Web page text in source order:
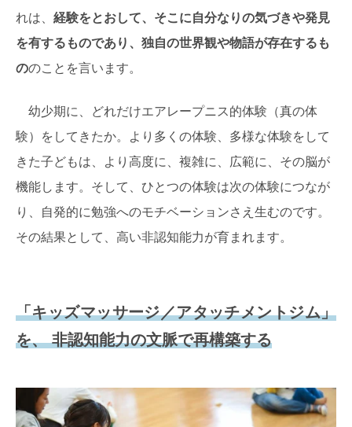
れは、経験をとおして、そこに自分なりの気づきや発見
を有するものであり、独自の世界観や物語が存在するも
ののことを言います。
幼少期に、どれだけエアレープニス的体験（真の体
験）をしてきたか。より多くの体験、多様な体験をして
きた子どもは、より高度に、複雑に、広範に、その脳が
機能します。そして、ひとつの体験は次の体験につなが
り、自発的に勉強へのモチベーションさえ生むのです。
その結果として、高い非認知能力が育まれます。
「キッズマッサージ／アタッチメントジム」
を、 非認知能力の文脈で再構築する